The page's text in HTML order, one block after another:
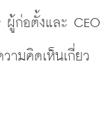
ผู้ก่อตั้งและ CEO
ามคิดเห็นเกี่ยว